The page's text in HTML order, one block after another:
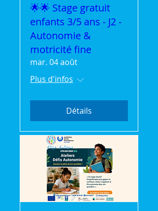
🌟🌟 Stage gratuit
enfants 3/5 ans - J2 -
Autonomie &
motricité fine
mar. 04 août
Plus d'infos
Détails